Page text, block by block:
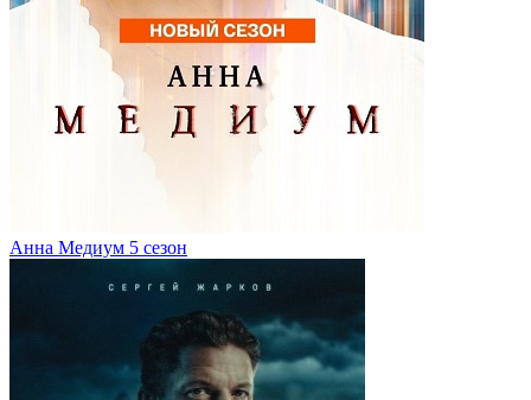
Анна Медиум 5 сезон